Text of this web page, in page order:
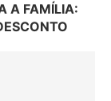
A FAMÍLIA: